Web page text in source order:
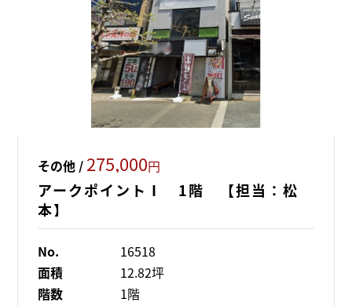
その他 / 275,000円
アークポイントⅠ 1階 【担当：松
本】
No.
16518
面積
12.82坪
階数
1階